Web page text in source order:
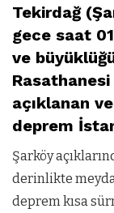
Tekirdağ
gece saat
ve
açıklanan
deprem
Şarköy
derinlikte
deprem kısa